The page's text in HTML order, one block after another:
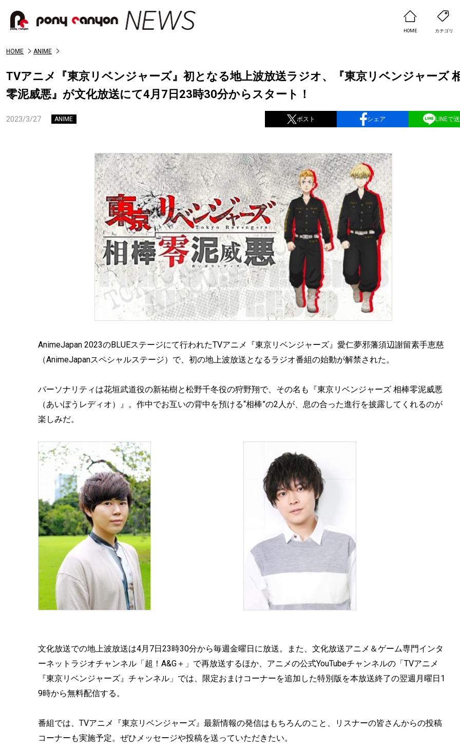
HOME カテゴリ
HOME ANIME
TVアニメ『東京リベンジャーズ』初となる地上波放送ラジオ、『東京リベンジャーズ
零泥威悪』が文化放送にて4月7日23時30分からスタート！
2023/3/27 ANIME ポスト シェア LINEで
AnimeJapan 2023のBLUEステージにて行われたTVアニメ『東京リベンジャーズ』愛仁夢邪藩須辺謝留素手恵慈
（AnimeJapanスペシャルステージ）で、初の地上波放送となるラジオ番組の始動が解禁された。
パーソナリティは花垣武道役の新祐樹と松野千冬役の狩野翔で、その名も『東京リベンジャーズ 相棒零泥威悪
（あいぼうレディオ）』。作中でお互いの背中を預ける“相棒”の2人が、息の合った進行を披露してくれるのが
楽しみだ。
文化放送での地上波放送は4月7日23時30分から毎週金曜日に放送。また、文化放送アニメ＆ゲーム専門インタ
ーネットラジオチャンネル「超！A&G＋」で再放送するほか、アニメの公式YouTubeチャンネルの「TVアニメ
『東京リベンジャーズ』チャンネル」では、限定おまけコーナーを追加した特別版を本放送終了の翌週月曜日1
9時から無料配信する。
番組では、TVアニメ『東京リベンジャーズ』最新情報の発信はもちろんのこと、リスナーの皆さんからの投稿
コーナーも実施予定。ぜひメッセージや投稿を送っていただきたい。